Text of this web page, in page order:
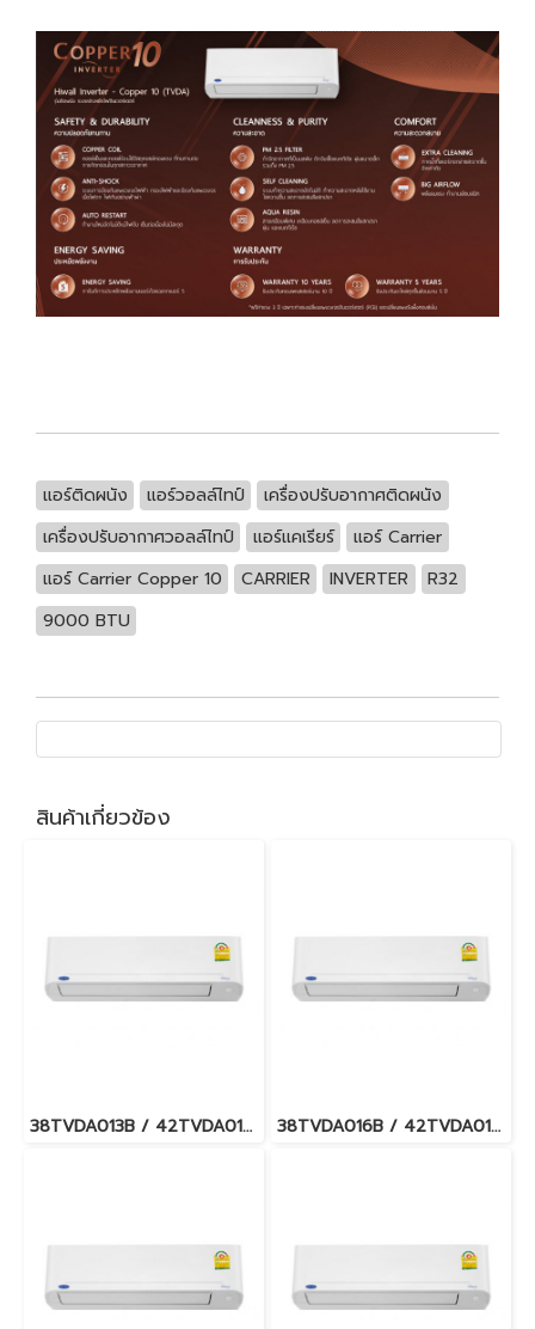
แอร์ติดผนัง แอร์วอลล์ไทป์
เครื่องปรับอากาศติดผนัง
เครื่องปรับอากาศวอลล์ไทป์
แอร์แคเรียร์
แอร์ Carrier
แอร์ Carrier Copper 10
CARRIER INVERTER
R32
9000 BTU
สินค้าเกี่ยวข้อง
38TVDA013B / 42TVDA013B CARRIER COPPER 10 Hi-wall Inverter แอร์แคเรียร์ ติดผนัง ระบบอินเวอร์เตอร์ น้ำยา R32 12,000BTU. พร้อมบริการติดตั้ง 38TVDA016B / 42TVDA016B CARRIER COPPER 10 Hi-wall Inverter แอร์แคเรียร์ ติดผนัง ระบบอินเวอร์เตอร์ น้ำยา R32 15,000BTU. พร้อมบริการติดตั้ง